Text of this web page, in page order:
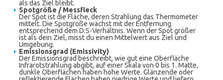
als das Ziel bleibt.
Spotgröße / Messfleck
Der Spot ist die Fläche, deren Strahlung das Thermometer
mittelt. Die Spotgröße wächst mit der Entfernung
entsprechend dem D:S-Verhältnis. Wenn der Spot größer
ist als dein Ziel, misst du einen Mittelwert aus Ziel und
Umgebung.
Emissionsgrad (Emissivity)
Der Emissionsgrad beschreibt, wie gut eine Oberfläche
Infrarotstrahlung abgibt, auf einer Skala von 0 bis 1. Matte,
dunkle Oberflächen haben hohe Werte. Glänzende oder